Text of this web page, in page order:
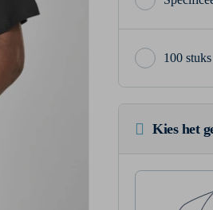
100 stuks
Kies het